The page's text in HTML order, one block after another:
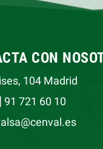
CON
104 Madrid
91 721 60 10